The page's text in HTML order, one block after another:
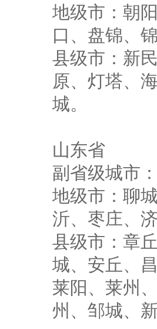
地级市：朝
口、盘锦、
县级市：新
原、灯塔、
城。
山东省
副省级城市
地级市：聊
沂、枣庄、
县级市：章
城、安丘、
莱阳、莱州
州、邹城、